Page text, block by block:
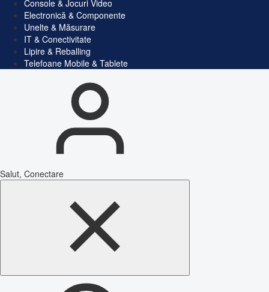
Console & Jocuri Video
Electronică & Componente
Unelte & Măsurare
IT & Conectivitate
Lipire & Reballing
Telefoane Mobile & Tablete
Salut, Conectare